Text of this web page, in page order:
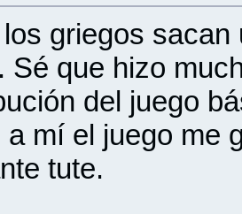
griegos
Sé que hizo
del juego
a mí el juego me
tute.